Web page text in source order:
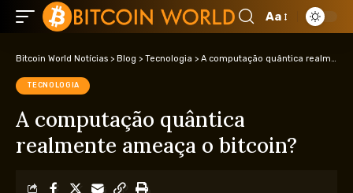
Aa
Bitcoin World Notícias > Blog > Tecnologia > A computação quântica realmente ameaça o bitcoin?
TECNOLOGIA
A computação quântica
realmente ameaça o bitcoin?